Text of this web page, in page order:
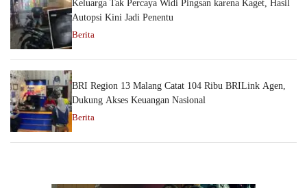
Keluarga Tak Percaya Widi Pingsan karena Kaget, Hasil
Autopsi Kini Jadi Penentu
Berita
BRI Region 13 Malang Catat 104 Ribu BRILink Agen,
Dukung Akses Keuangan Nasional
Berita